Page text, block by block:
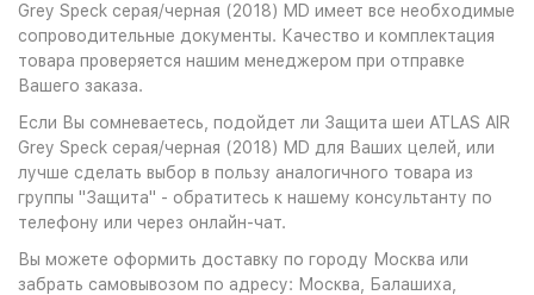
Grey Speck серая/черная (2018) MD имеет все необходимые
сопроводительные документы. Качество и комплектация
товара проверяется нашим менеджером при отправке
Вашего заказа.
Если Вы сомневаетесь, подойдет ли Защита шеи ATLAS AIR
Grey Speck серая/черная (2018) MD для Ваших целей, или
лучше сделать выбор в пользу аналогичного товара из
группы "Защита" - обратитесь к нашему консультанту по
телефону или через онлайн-чат.
Вы можете оформить доставку по городу Москва или
забрать самовывозом по адресу: Москва, Балашиха,